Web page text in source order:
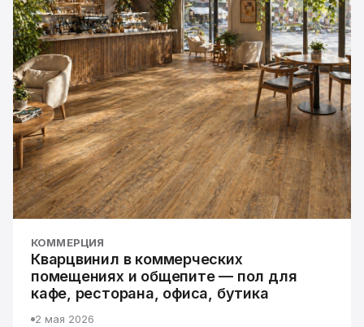
КОММЕРЦИЯ
Кварцвинил в коммерческих
помещениях и общепите — пол для
кафе, ресторана, офиса, бутика
2 мая 2026